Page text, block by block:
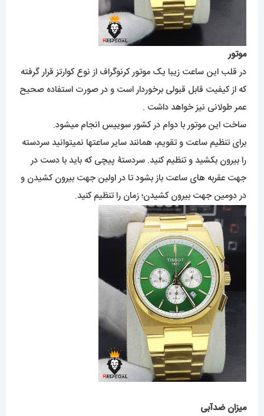
موتور
در قلب این ساعت زیبا یک موتور کرنوگراف از نوع کوارتز قرار گرفته
که از کیفیت قابل قبولی برخوردار است و در صورت استفاده صحیح
عمر طولانی نیز خواهد داشت .
ساخت این موتور با دوام در کشور سوییس انجام میشود.
برای تنظیم ساعت و تقویم، همانند سایر ساعتها نمیتوانید سردسته
را بیرون بکشید و تنظیم کنید. سردستۀ پیچی که باید با دست در
جهت عقربه های ساعت باز بشود تا در اولین جهت بیرون کشیدن و
در دومین جهت بیرون کشیدن؛ زمان را تنظیم کنید.
میزان ضدآبی